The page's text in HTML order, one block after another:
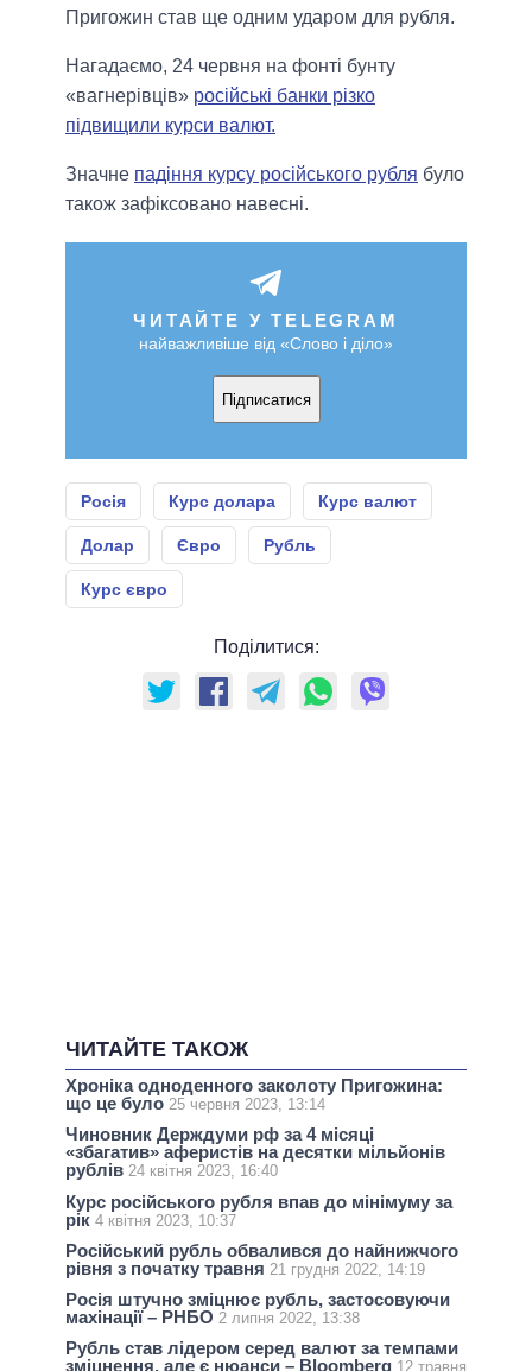
Пригожин став ще одним ударом для рубля.
Нагадаємо, 24 червня на фонті бунту
«вагнерівців» російські банки різко
підвищили курси валют.
Значне падіння курсу російського рубля було
також зафіксовано навесні.
ЧИТАЙТЕ У TELEGRAM
найважливіше від «Слово і діло»
Підписатися
Росія Курс долара Курс валют
Долар Євро Рубль
Курс євро
Поділитися:
ЧИТАЙТЕ ТАКОЖ
Хроніка одноденного заколоту Пригожина:
що це було 25 червня 2023, 13:14
Чиновник Держдуми рф за 4 місяці
«збагатив» аферистів на десятки мільйонів
рублів 24 квітня 2023, 16:40
Курс російського рубля впав до мінімуму за
рік 4 квітня 2023, 10:37
Російський рубль обвалився до найнижчого
рівня з початку травня 21 грудня 2022, 14:19
Росія штучно зміцнює рубль, застосовуючи
махінації – РНБО 2 липня 2022, 13:38
Рубль став лідером серед валют за темпами
зміцнення, але є нюанси – Bloomberg 12 травня